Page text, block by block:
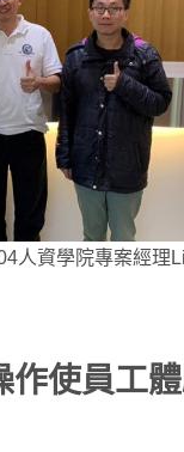
人資學院專案經理
作使員工